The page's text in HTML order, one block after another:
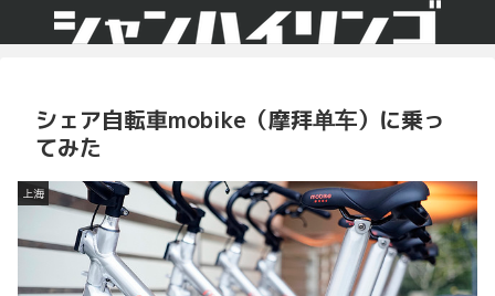
シェア自転車mobike（摩拜单车）に乗っ
てみた
上海